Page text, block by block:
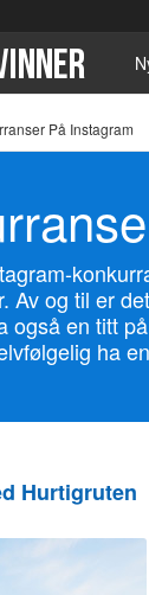
På Instagram
Av og til er
også en titt på
ha
Hurtigruten